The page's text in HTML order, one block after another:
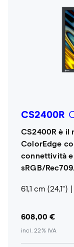
CS2400R
CS2400R è il
ColorEdge
connettività e
sRGB/Rec709.
61,1 cm (24,1")
608,00 €
incl. 22% IVA